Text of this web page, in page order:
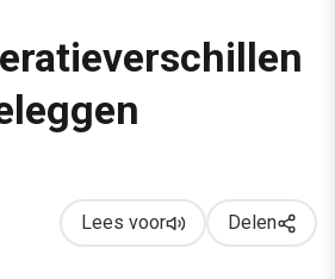
rondom beleggen
Lees voor Delen